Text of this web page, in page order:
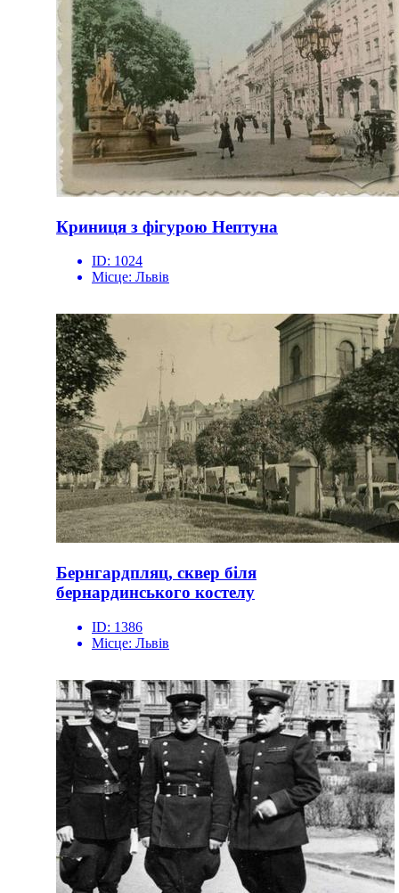
Криниця з фігурою Нептуна
ID: 1024
Місце: Львів
Бернгардпляц, сквер біля
бернардинського костелу
ID: 1386
Місце: Львів